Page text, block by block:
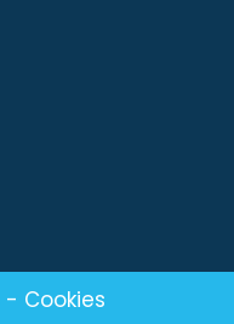
- Cookies